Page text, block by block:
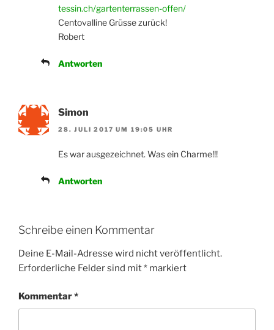
tessin.ch/gartenterrassen-offen/
Centovalline Grüsse zurück!
Robert
Antworten
Simon
28. JULI 2017 UM 19:05 UHR
Es war ausgezeichnet. Was ein Charme!!!
Antworten
Schreibe einen Kommentar
Deine E-Mail-Adresse wird nicht veröffentlicht.
Erforderliche Felder sind mit* markiert
Kommentar*